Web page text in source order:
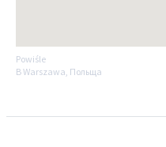
Powiśle
В Warszawa, Польща